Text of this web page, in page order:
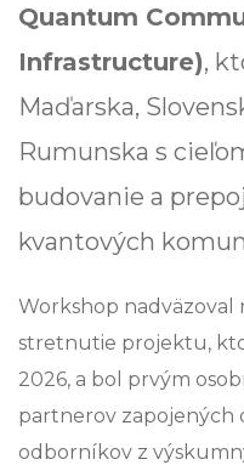
Quantum
Infrastructure),
Maďarska,
Rumunska s
budovanie a
kvantových
Workshop
stretnutie projektu,
2026, a bol prvým
partnerov zapojených
odborníkov z